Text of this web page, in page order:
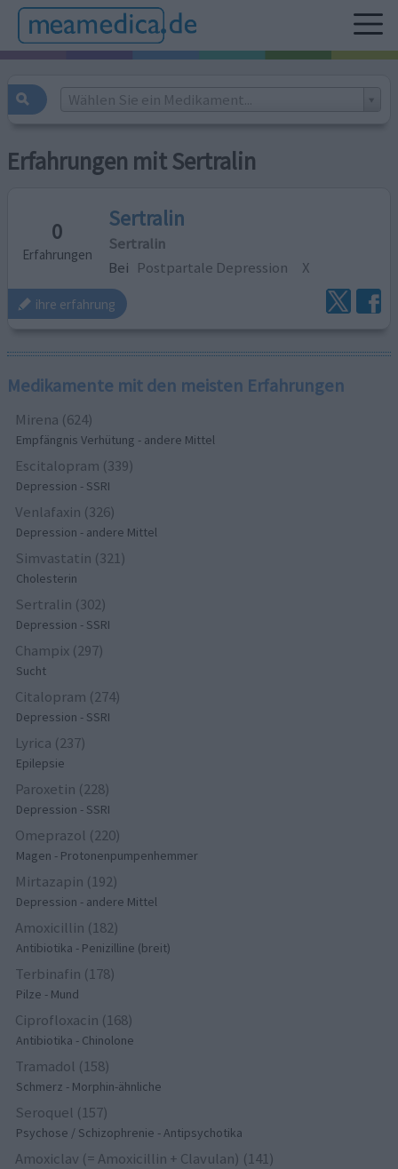
Wählen Sie ein Medikament...
Erfahrungen mit Sertralin
0
Erfahrungen
Sertralin
Sertralin
Bei Postpartale Depression X
ihre erfahrung
Medikamente mit den meisten Erfahrungen
Mirena (624)
Empfängnis Verhütung - andere Mittel
Escitalopram (339)
Depression - SSRI
Venlafaxin (326)
Depression - andere Mittel
Simvastatin (321)
Cholesterin
Sertralin (302)
Depression - SSRI
Champix (297)
Sucht
Citalopram (274)
Depression - SSRI
Lyrica (237)
Epilepsie
Paroxetin (228)
Depression - SSRI
Omeprazol (220)
Magen - Protonenpumpenhemmer
Mirtazapin (192)
Depression - andere Mittel
Amoxicillin (182)
Antibiotika - Penizilline (breit)
Terbinafin (178)
Pilze - Mund
Ciprofloxacin (168)
Antibiotika - Chinolone
Tramadol (158)
Schmerz - Morphin-ähnliche
Seroquel (157)
Psychose / Schizophrenie - Antipsychotika
Amoxiclav (= Amoxicillin + Clavulan) (141)